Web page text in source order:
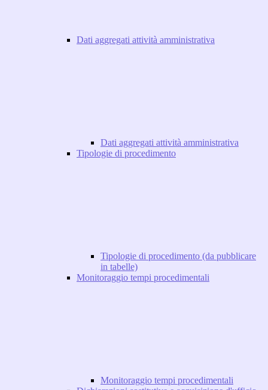
Dati aggregati attività amministrativa
Dati aggregati attività amministrativa
Tipologie di procedimento
Tipologie di procedimento (da pubblicare
in tabelle)
Monitoraggio tempi procedimentali
Monitoraggio tempi procedimentali